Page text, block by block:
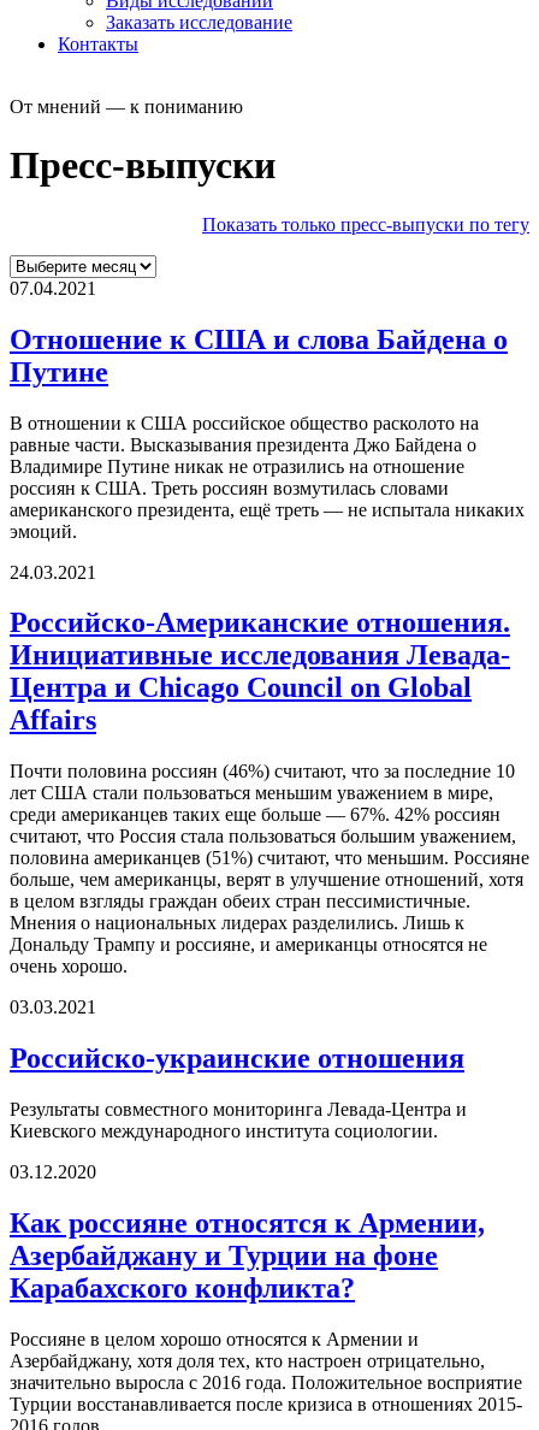
Заказать исследование
Контакты
От мнений — к пониманию
Пресс-выпуски
Показать только пресс-выпуски по тегу
07.04.2021
Отношение к США и слова Байдена о
Путине
В отношении к США российское общество расколото на
равные части. Высказывания президента Джо Байдена о
Владимире Путине никак не отразились на отношение
россиян к США. Треть россиян возмутилась словами
американского президента, ещё треть — не испытала никаких
эмоций.
24.03.2021
Российско-Американские отношения.
Инициативные исследования Левада-
Центра и Chicago Council on Global
Affairs
Почти половина россиян (46%) считают, что за последние 10
лет США стали пользоваться меньшим уважением в мире,
среди американцев таких еще больше — 67%. 42% россиян
считают, что Россия стала пользоваться большим уважением,
половина американцев (51%) считают, что меньшим. Россияне
больше, чем американцы, верят в улучшение отношений, хотя
в целом взгляды граждан обеих стран пессимистичные.
Мнения о национальных лидерах разделились. Лишь к
Дональду Трампу и россияне, и американцы относятся не
очень хорошо.
03.03.2021
Российско-украинские отношения
Результаты совместного мониторинга Левада-Центра и
Киевского международного института социологии.
03.12.2020
Как россияне относятся к Армении,
Азербайджану и Турции на фоне
Карабахского конфликта?
Россияне в целом хорошо относятся к Армении и
Азербайджану, хотя доля тех, кто настроен отрицательно,
значительно выросла с 2016 года. Положительное восприятие
Турции восстанавливается после кризиса в отношениях 2015-
2016 годов.